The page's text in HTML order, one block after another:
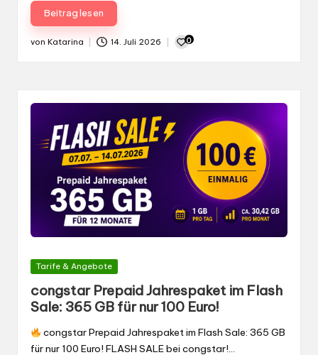
Beitrag lesen
von Katarina 14. Juli 2026 0
Gepostet
Tarife & Angebote
congstar Prepaid Jahrespaket im Flash
Sale: 365 GB für nur 100 Euro!
congstar Prepaid Jahrespaket im Flash Sale: 365 GB
für nur 100 Euro! FLASH SALE bei congstar!…